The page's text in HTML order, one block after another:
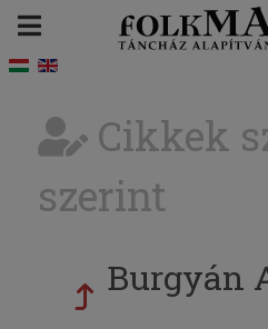
Cikkek
szerint
Burgyán